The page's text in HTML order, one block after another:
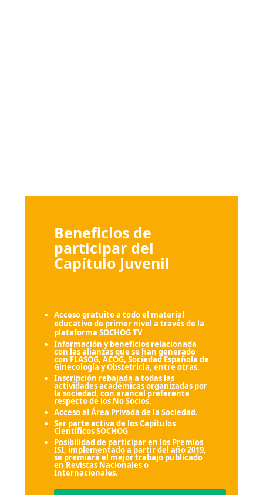
Beneficios de
participar del
Capítulo Juvenil
Acceso gratuito a todo el material
educativo de primer nivel a través de la
plataforma SOCHOG TV
Información y beneficios relacionada
con las alianzas que se han generado
con FLASOG, ACOG, Sociedad Española de
Ginecología y Obstetricia, entre otras.
Inscripción rebajada a todas las
actividades académicas organizadas por
la sociedad, con arancel preferente
respecto de los No Socios.
Acceso al Área Privada de la Sociedad.
Ser parte activa de los Capítulos
Científicos SOCHOG
Posibilidad de participar en los Premios
ISI, implementado a partir del año 2019,
se premiará el mejor trabajo publicado
en Revistas Nacionales o
Internacionales.